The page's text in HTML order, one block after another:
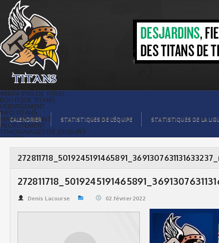
272811718_5019245191465891_3691307631131633237_n
| Titans de témiscaming
#8804 (PAS DE TITRE)
BOUTIQUE TITANS
HÉBERGEMENT
INFO TITANS
MAGASIN TITANS
RECRUTEMENT
TÉMOIGNAGES DE JOUEURS
ACCUEIL
GALERIE PHOTOS
STATISTIQUES
ORGANISATION
CALENDRIER
COMMANDITAIRES
CALENDRIER STATISTIQUES DE L’ÉQUIPE STATISTIQUES DE LA
Denis Lacourse 02.février 2022